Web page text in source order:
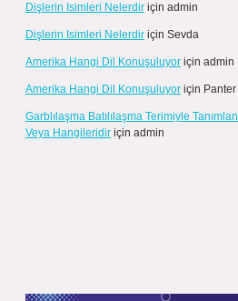
Dişlerin Isimleri Nelerdir için admin
Dişlerin Isimleri Nelerdir için Sevda
Amerika Hangi Dil Konuşuluyor için admin
Amerika Hangi Dil Konuşuluyor için Panter
Garblılaşma Batılılaşma Terimiyle
Veya Hangileridir için admin